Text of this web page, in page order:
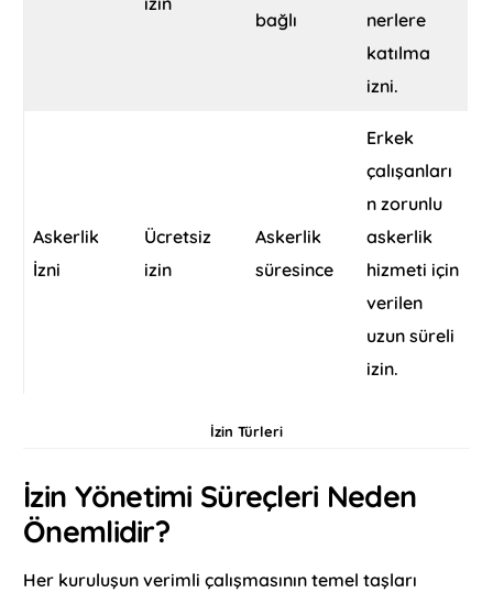
bağlı
nerlere
katılma
izni.
Askerlik
İzni
Ücretsiz
izin
Askerlik
süresince
Erkek
çalışanları
n zorunlu
askerlik
hizmeti için
verilen
uzun süreli
izin.
İzin Türleri
İzin Yönetimi Süreçleri Neden
Önemlidir?
Her kuruluşun verimli çalışmasının temel taşları